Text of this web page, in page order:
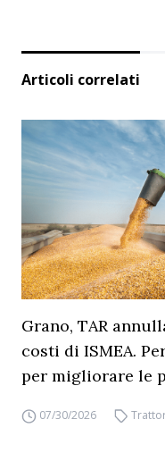
Articoli correlati
Grano, TAR
costi di ISMEA.
per migliorare le
07/30/2026